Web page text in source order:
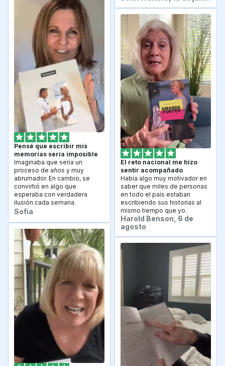
Pensé que escribir mis
memorias sería imposible
Imaginaba que sería un
proceso de años y muy
abrumador. En cambio, se
convirtió en algo que
esperaba con verdadera
ilusión cada semana.
Sofía
El reto nacional me hizo
sentir acompañado
Había algo muy motivador en
saber que miles de personas
en todo el país estaban
escribiendo sus historias al
mismo tiempo que yo.
Harold Benson, 6 de
agosto